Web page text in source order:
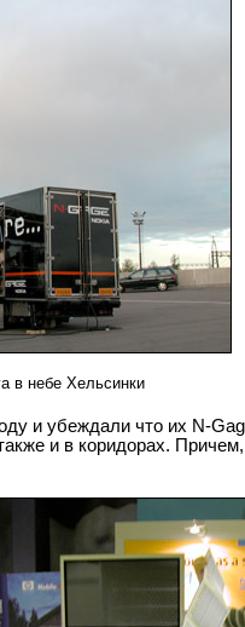
и убеждали что их N-
и в коридорах. Причем,